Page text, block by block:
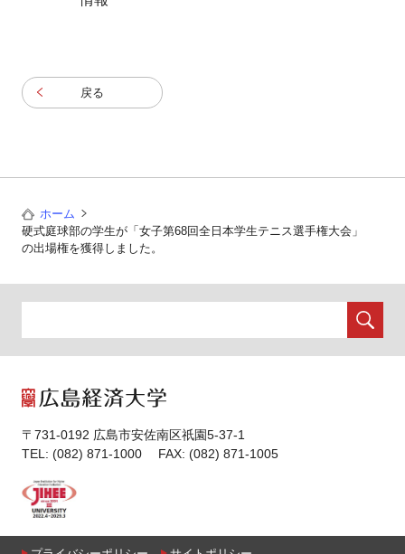
戻る
ホーム
硬式庭球部の学生が「女子第68回全日本学生テニス選手権大会」
の出場権を獲得しました。
〒731-0192 広島市安佐南区祇園5-37-1
TEL: (082) 871-1000 FAX: (082) 871-1005